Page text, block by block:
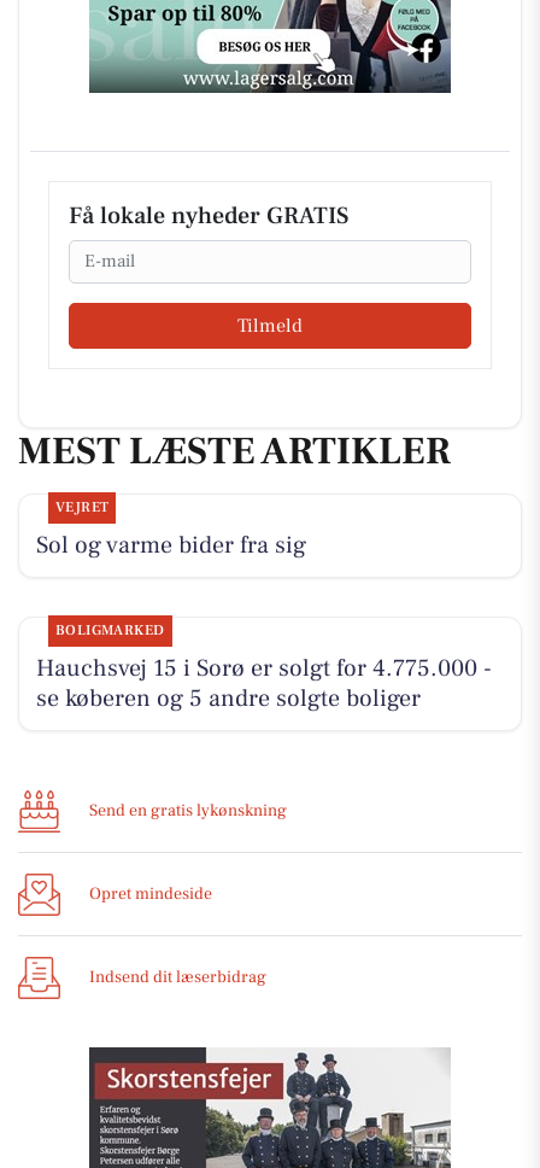
Få lokale nyheder GRATIS
Email
Tilmeld
MEST LÆSTE ARTIKLER
VEJRET
Sol og varme bider fra sig
BOLIGMARKED
Hauchsvej 15 i Sorø er solgt for 4.775.000 -
se køberen og 5 andre solgte boliger
Send en gratis lykønskning
Opret mindeside
Indsend dit læserbidrag